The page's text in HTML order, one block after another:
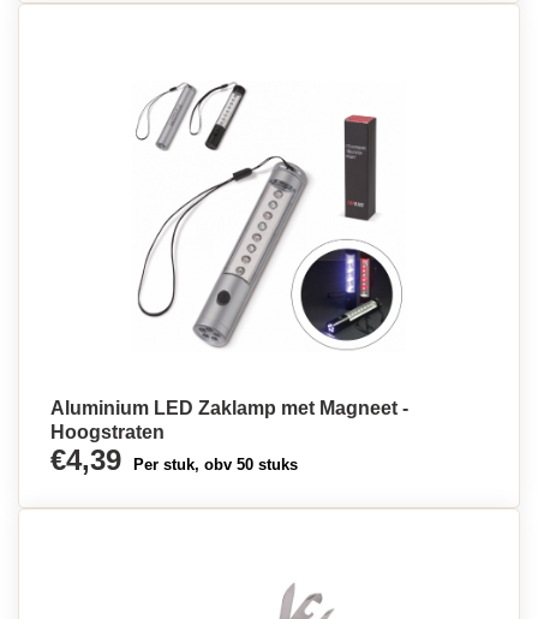
Aluminium LED Zaklamp met Magneet -
Hoogstraten
€4,39 Per stuk, obv 50 stuks